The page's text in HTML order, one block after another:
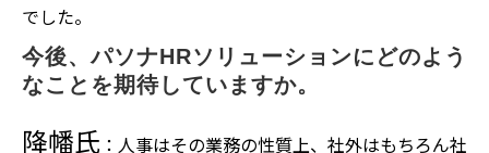
でした。
今後、パソナHRソリューションにどのよう
なことを期待していますか。
降幡氏 ：人事はその業務の性質上、社外はもちろん社